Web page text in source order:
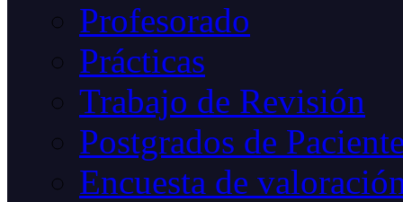
Profesorado
Prácticas
Trabajo de Revisión
Postgrados de
Encuesta de